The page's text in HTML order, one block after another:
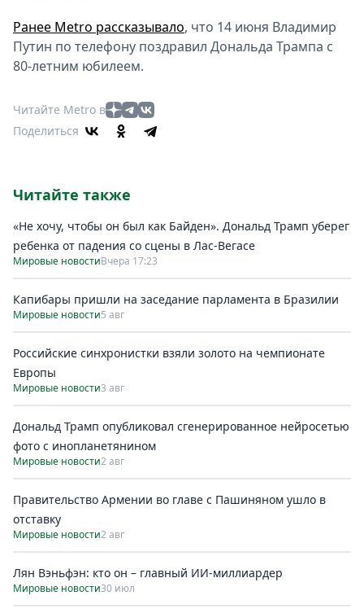
Ранее Metro рассказывало, что 14 июня Владимир
Путин по телефону поздравил Дональда Трампа с
80-летним юбилеем.
Читайте Metro в
Поделиться
Читайте также
«Не хочу, чтобы он был как Байден». Дональд Трамп уберег
ребенка от падения со сцены в Лас-Вегасе
Мировые новостиВчера 17:23
Капибары пришли на заседание парламента в Бразилии
Мировые новости5 авг
Российские синхронистки взяли золото на чемпионате
Европы
Мировые новости3 авг
Дональд Трамп опубликовал сгенерированное нейросетью
фото с инопланетянином
Мировые новости2 авг
Правительство Армении во главе с Пашиняном ушло в
отставку
Мировые новости2 авг
Лян Вэньфэн: кто он – главный ИИ-миллиардер
Мировые новости30 июл